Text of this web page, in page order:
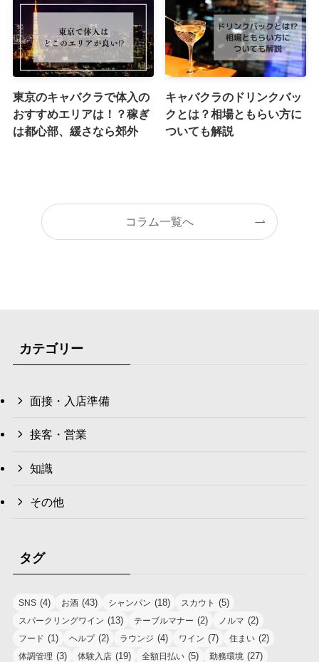
東京のキャバクラで体入の
おすすめエリアは！？稼ぎ
は都心部、緩さなら郊外
キャバクラのドリンクバッ
クとは？相場ともらい方に
ついても解説
コラム一覧へ
カテゴリー
面接・入店準備
接客・営業
知識
その他
タグ
SNS (4) お酒 (43) シャンパン (18) スカウト (5)
スパークリングワイン (13) テーブルマナー (2) ノルマ (2)
フード (1) ヘルプ(2) ラウンジ (4) ワイン (7) 住まい (2)
体調管理 (3) 体験入店 (19) 全額日払い (5) 勤務環境 (27)